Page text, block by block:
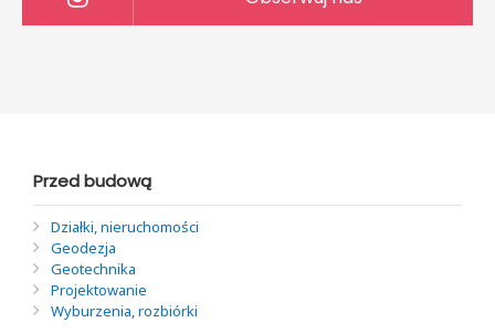
Przed budową
Działki, nieruchomości
Geodezja
Geotechnika
Projektowanie
Wyburzenia, rozbiórki